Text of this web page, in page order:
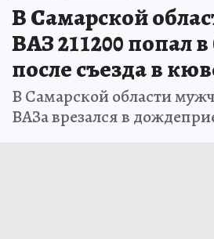
В Самарской
ВАЗ 211200 попал
после съезда в
В Самарской области
ВАЗа врезался в